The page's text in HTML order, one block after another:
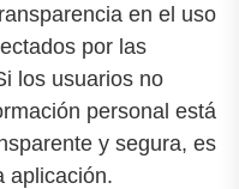
en el uso
por las
los usuarios no
personal está
y segura, es
aplicación.